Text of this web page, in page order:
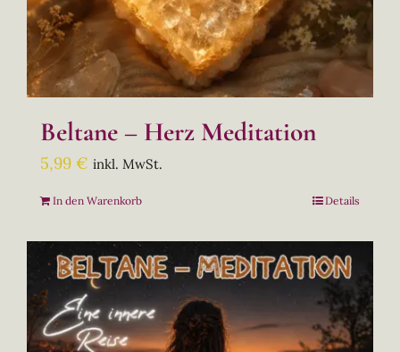
Beltane – Herz Meditation
5,99 € inkl. MwSt.
In den Warenkorb Details